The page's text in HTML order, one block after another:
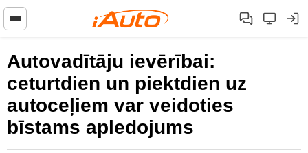
Autovadītāju ievērībai:
ceturtdien un piektdien uz
autoceļiem var veidoties
bīstams apledojums